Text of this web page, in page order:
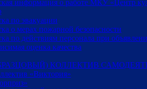
информация о работе МКУ «Центр
по эвакуации
о мерах пожарной безопасности
по действиям персонала при
оценка качества
КОЛЛЕКТИВ
«Виктория»